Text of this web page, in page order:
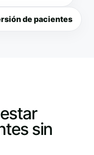
de pacientes
sin